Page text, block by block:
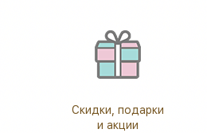
Скидки, подарки
и акции